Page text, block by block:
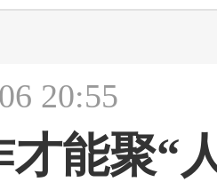
20:55
才能聚